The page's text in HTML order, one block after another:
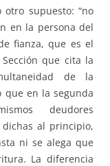
otro supuesto: “no
en la persona del
fianza, que es el
que cita la
de la
que en la segunda
deudores
al principio,
ni se alega que
La diferencia